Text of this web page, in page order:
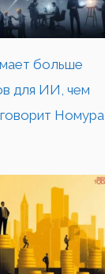
больше
для ИИ, чем
Номура